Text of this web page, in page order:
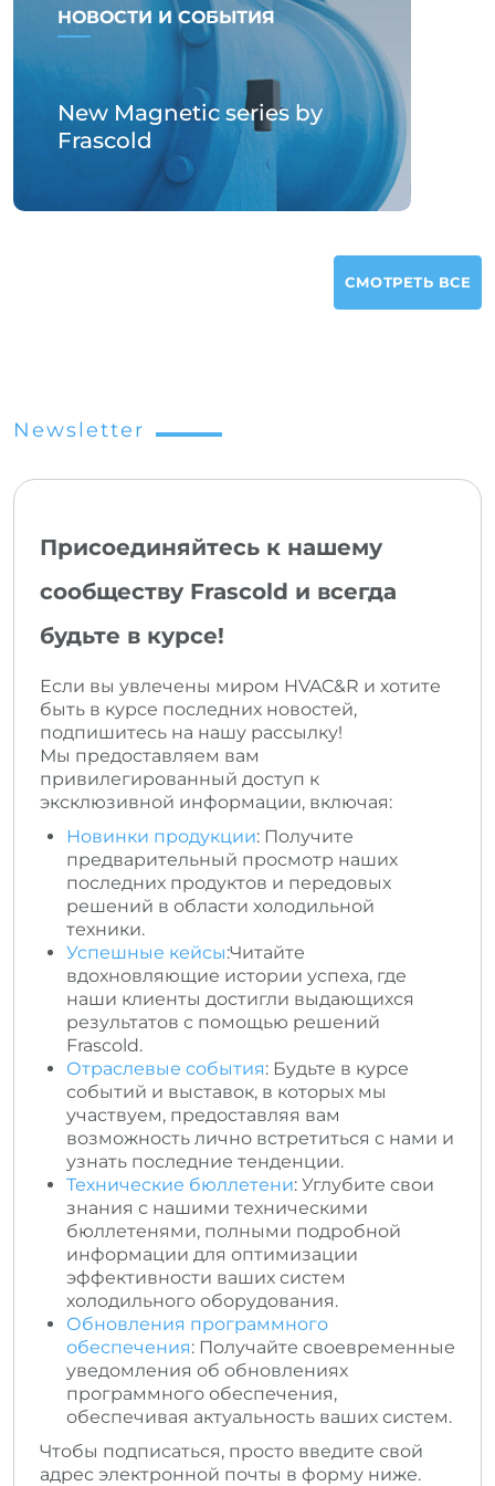
НОВОСТИ И СОБЫТИЯ
New Magnetic series by
Frascold
СМОТРЕТЬ ВСЕ
Newsletter
Присоединяйтесь к нашему
сообществу Frascold и всегда
будьте в курсе!
Если вы увлечены миром HVAC&R и хотите
быть в курсе последних новостей,
подпишитесь на нашу рассылку!
Мы предоставляем вам
привилегированный доступ к
эксклюзивной информации, включая:
Новинки продукции: Получите
предварительный просмотр наших
последних продуктов и передовых
решений в области холодильной
техники.
Успешные кейсы:Читайте
вдохновляющие истории успеха, где
наши клиенты достигли выдающихся
результатов с помощью решений
Frascold.
Отраслевые события: Будьте в курсе
событий и выставок, в которых мы
участвуем, предоставляя вам
возможность лично встретиться с нами и
узнать последние тенденции.
Технические бюллетени: Углубите свои
знания с нашими техническими
бюллетенями, полными подробной
информации для оптимизации
эффективности ваших систем
холодильного оборудования.
Обновления программного
обеспечения: Получайте своевременные
уведомления об обновлениях
программного обеспечения,
обеспечивая актуальность ваших систем.
Чтобы подписаться, просто введите свой
адрес электронной почты в форму ниже.